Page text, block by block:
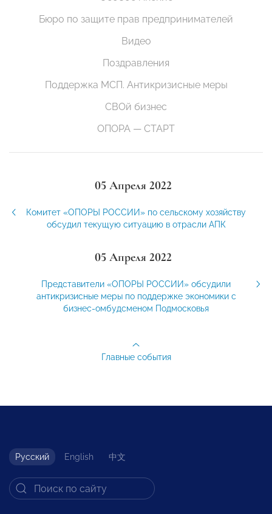
Бюро по защите прав предпринимателей
Видео
Поздравления
Поддержка МСП. Антикризисные меры
СВОй бизнес
ОПОРА — СТАРТ
05 Апреля 2022
Комитет «ОПОРЫ РОССИИ» по сельскому хозяйству
обсудил текущую ситуацию в отрасли АПК
05 Апреля 2022
Представители «ОПОРЫ РОССИИ» обсудили
антикризисные меры по поддержке экономики с
бизнес-омбудсменом Подмосковья
Главные события
Русский English 中文